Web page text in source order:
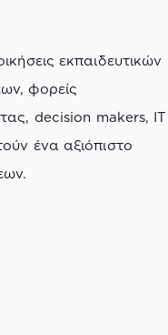
εκπαιδευτικών
φορείς
decision makers, IT
ένα αξιόπιστο